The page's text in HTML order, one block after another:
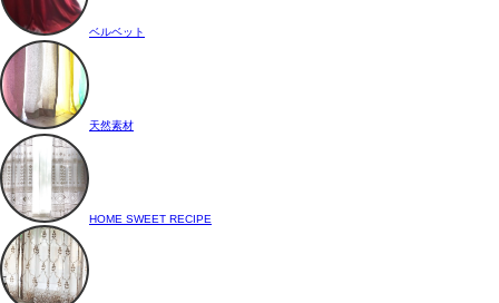
ベルベット
天然素材
HOME SWEET RECIPE